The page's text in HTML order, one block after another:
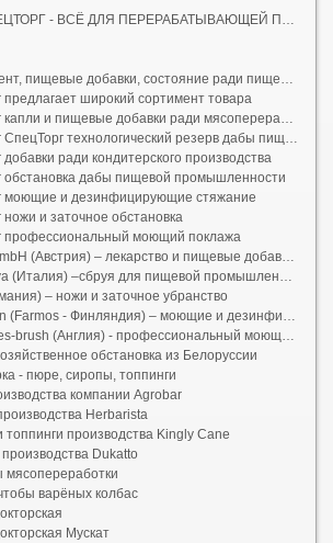
добавки, состояние ради пищевой промышленности
предлагает широкий сортимент товара
и пищевые добавки ради мясоперерабатывающей промышленности
технологический резерв дабы пищевой промышленности
ради кондитерского производства
обстановка дабы пищевой промышленности
моющие и дезинфицирующие стяжание
ножи и заточное обстановка
профессиональный моющий поклажа
– лекарство и пищевые добавки для мясоперерабатывающей промышленности,
(Италия) –сбруя для пищевой промышленности
– ножи и заточное убранство
- Финляндия) – моющие и дезинфицирующие имущество
(Англия) - профессиональный моющий арматура
обстановка из Белоруссии
- пюре, сиропы, топпинги
компании Agrobar
Herbarista
производства Kingly Cane
Dukatto
мясопереработки
варёных колбас
Мускат